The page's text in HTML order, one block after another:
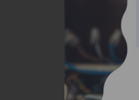
call